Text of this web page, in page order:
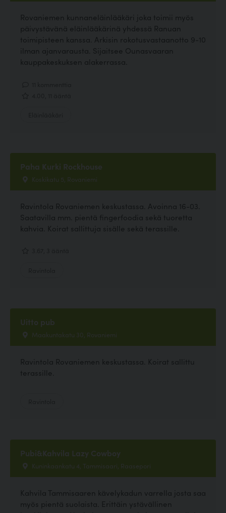
Rovaniemen kunnaneläinlääkäri joka toimii myös
päivystävänä eläinlääkärinä yhdessä Ranuan
toimipisteen kanssa. Arkisin rokotusvastaanotto 9-10
ilman ajanvarausta. Sijaitsee Ounasvaaran
kauppakeskuksen alakerrassa.
Paha Kurki Rockhouse
Koskikatu 5, Rovaniemi
Ravintola Rovaniemen keskustassa. Avoinna 16-03.
Saatavilla mm. pientä fingerfoodia sekä tuoretta
kahvia. Koirat sallittuja sisälle sekä terassille.
Uitto pub
Maakuntakatu 30, Rovaniemi
Ravintola Rovaniemen keskustassa. Koirat sallittu
terassille.
Pubi&Kahvila Lazy Cowboy
Kuninkaankatu 4, Tammisaari, Raasepori
Kahvila Tammisaaren kävelykadun varrella josta saa
myös pientä suolaista. Erittäin ystävällinen